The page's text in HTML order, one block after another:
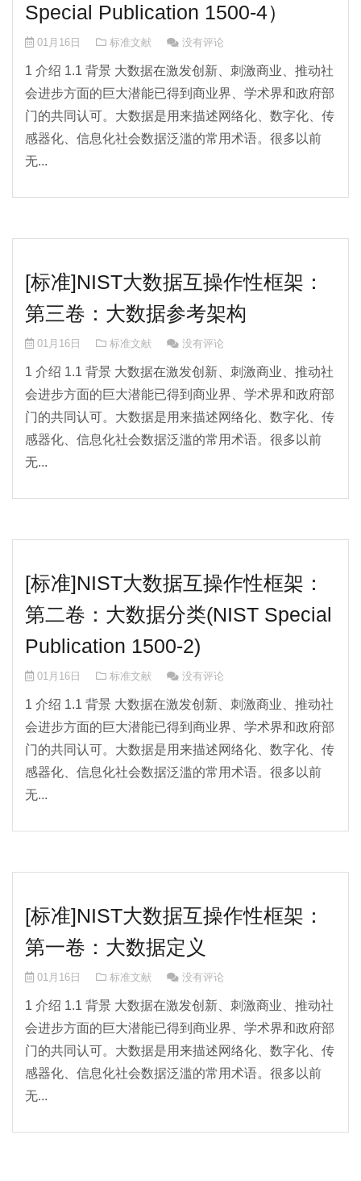
Special Publication 1500-4）
01月16日 标准文献 没有评论
1 介绍 1.1 背景 大数据在激发创新、刺激商业、推动社
会进步方面的巨大潜能已得到商业界、学术界和政府部
门的共同认可。大数据是用来描述网络化、数字化、传
感器化、信息化社会数据泛滥的常用术语。很多以前
无...
[标准]NIST大数据互操作性框架：
第三卷：大数据参考架构
01月16日 标准文献 没有评论
1 介绍 1.1 背景 大数据在激发创新、刺激商业、推动社
会进步方面的巨大潜能已得到商业界、学术界和政府部
门的共同认可。大数据是用来描述网络化、数字化、传
感器化、信息化社会数据泛滥的常用术语。很多以前
无...
[标准]NIST大数据互操作性框架：
第二卷：大数据分类(NIST Special
Publication 1500-2)
01月16日 标准文献 没有评论
1 介绍 1.1 背景 大数据在激发创新、刺激商业、推动社
会进步方面的巨大潜能已得到商业界、学术界和政府部
门的共同认可。大数据是用来描述网络化、数字化、传
感器化、信息化社会数据泛滥的常用术语。很多以前
无...
[标准]NIST大数据互操作性框架：
第一卷：大数据定义
01月16日 标准文献 没有评论
1 介绍 1.1 背景 大数据在激发创新、刺激商业、推动社
会进步方面的巨大潜能已得到商业界、学术界和政府部
门的共同认可。大数据是用来描述网络化、数字化、传
感器化、信息化社会数据泛滥的常用术语。很多以前
无...